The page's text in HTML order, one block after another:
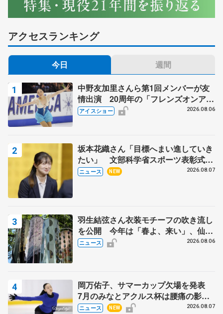
アクセスランキング
今日 週間
中野友加里さんら第1回メンバーが友
情出演 20周年の「フレンズオンアイ
ス」 宮本賢二さん、有川梨絵さん、
アイスショー 2026.08.06
坂本花織さん「目標へまい進していき
たい」 文部科学省スポーツ表彰式で
代表謝辞
ニュース NEW 2026.08.07
羽生結弦さん衣装モチーフの吹き流し
を公開 今年は「春よ、来い」、仙台
の瑞鳳殿
ニュース 2026.08.06
岡万佑子、サマーカップ欠場を発表
7月のみなとアクルス杯は腰痛の影響
で
ニュース NEW 2026.08.07